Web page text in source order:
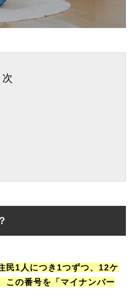
次
民1人につき1つずつ、12ケ
この番号を「マイナンバー